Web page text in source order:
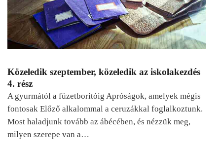
Közeledik szeptember, közeledik az iskolakezdés
4. rész
A gyurmától a füzetborítóig Apróságok, amelyek mégis
fontosak Előző alkalommal a ceruzákkal foglalkoztunk.
Most haladjunk tovább az ábécében, és nézzük meg,
milyen szerepe van a…